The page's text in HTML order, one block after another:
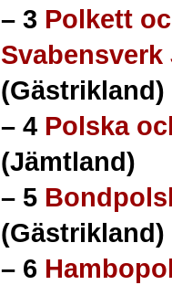
– 3 Polkett
Svabensverk
(Gästrikland)
– 4 Polska
(Jämtland)
– 5
(Gästrikland)
– 6